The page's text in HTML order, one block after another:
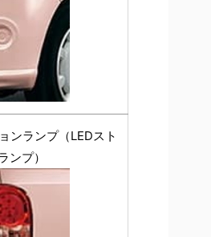
ンランプ（LEDスト
ンプ）